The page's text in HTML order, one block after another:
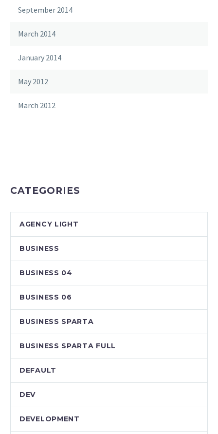
September 2014
March 2014
January 2014
May 2012
March 2012
CATEGORIES
AGENCY LIGHT
BUSINESS
BUSINESS 04
BUSINESS 06
BUSINESS SPARTA
BUSINESS SPARTA FULL
DEFAULT
DEV
DEVELOPMENT